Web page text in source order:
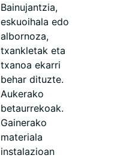
Bainujantzia,
eskuoihala edo
albornoza,
txankletak eta
txanoa ekarri
behar dituzte.
Aukerako
betaurrekoak.
Gainerako
materiala
instalazioan